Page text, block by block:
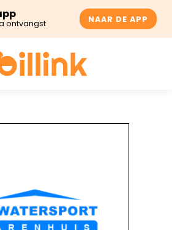
ontvangst NAAR DE APP